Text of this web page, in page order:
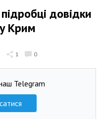
довідки
Крим
1 0
Telegram